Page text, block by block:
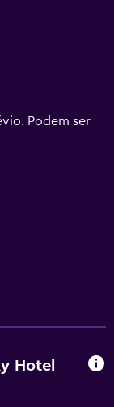
Podem ser
Hotel